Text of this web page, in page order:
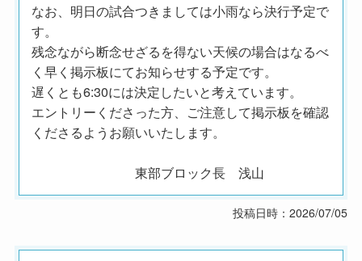
なお、明日の試合つきましては小雨なら決行予定で
す。
残念ながら断念せざるを得ない天候の場合はなるべ
く早く掲示板にてお知らせする予定です。
遅くとも6:30には決定したいと考えています。
エントリーくださった方、ご注意して掲示板を確認
くださるようお願いいたします。
東部ブロック長 浅山
投稿日時：2026/07/05